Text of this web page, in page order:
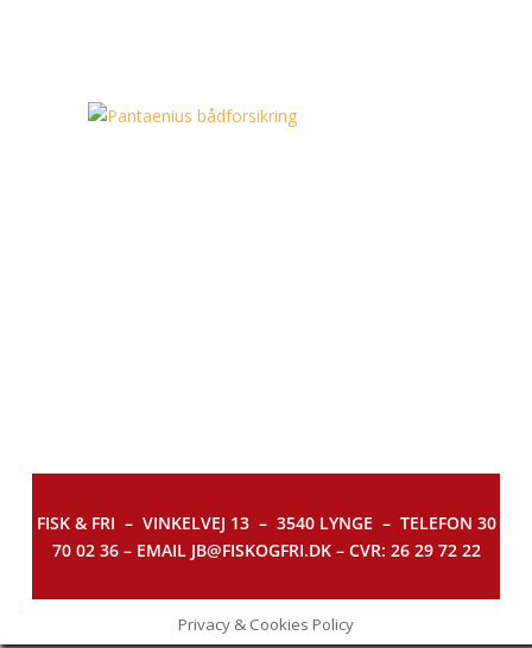
FISK & FRI – VINKELVEJ 13 – 3540 LYNGE – TELEFON 30
70 02 36 – EMAIL JB@FISKOGFRI.DK – CVR: 26 29 72 22
Privacy & Cookies Policy